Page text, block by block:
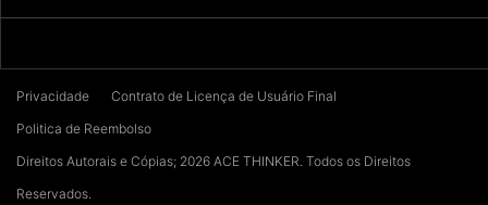
Privacidade
Contrato de Licença de Usuário Final
Politica de Reembolso
Direitos Autorais e Cópias; 2026 ACE THINKER. Todos os Direitos
Reservados.